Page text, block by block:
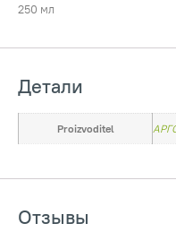
250 мл
Детали
Proizvoditel
Отзывы